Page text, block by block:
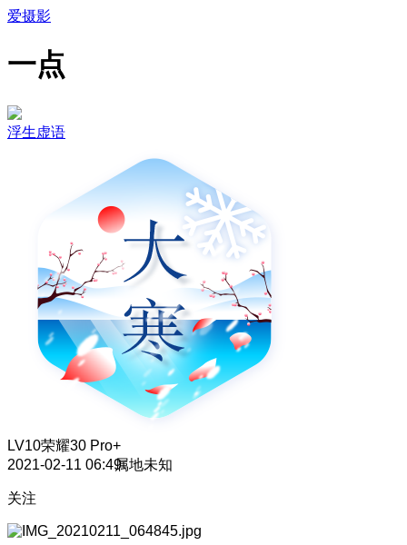
爱摄影
一点
浮生虚语
LV10荣耀30 Pro+
2021-02-11 06:49属地未知
关注